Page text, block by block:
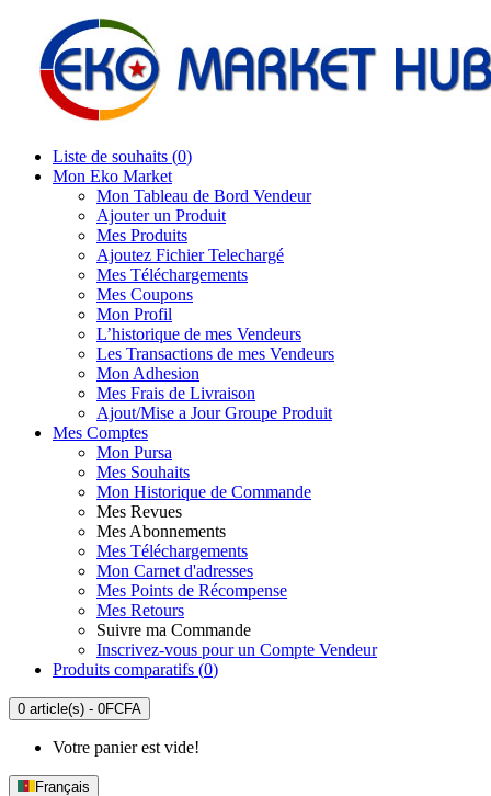
Liste de souhaits (0)
Mon Eko Market
Mon Tableau de Bord Vendeur
Ajouter un Produit
Mes Produits
Ajoutez Fichier Telechargé
Mes Téléchargements
Mes Coupons
Mon Profil
L’historique de mes Vendeurs
Les Transactions de mes Vendeurs
Mon Adhesion
Mes Frais de Livraison
Ajout/Mise a Jour Groupe Produit
Mes Comptes
Mon Pursa
Mes Souhaits
Mon Historique de Commande
Mes Revues
Mes Abonnements
Mes Téléchargements
Mon Carnet d'adresses
Mes Points de Récompense
Mes Retours
Suivre ma Commande
Inscrivez-vous pour un Compte Vendeur
Produits comparatifs (0)
0 article(s) - 0FCFA
Votre panier est vide!
Français